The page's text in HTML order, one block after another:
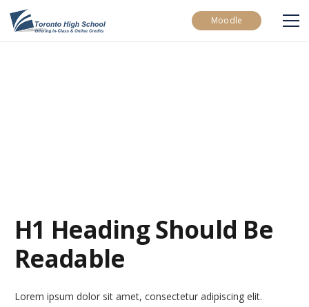
Moodle
H1 Heading Should Be
Readable
Lorem ipsum dolor sit amet, consectetur adipiscing elit.